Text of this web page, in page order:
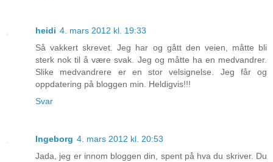
heidi 4. mars 2012 kl. 19:33
Så vakkert skrevet. Jeg har og gått den veien, måtte bli
sterk nok til å være svak. Jeg og måtte ha en medvandrer.
Slike medvandrere er en stor velsignelse. Jeg får og
oppdatering på bloggen min. Heldigvis!!!
Svar
Ingeborg 4. mars 2012 kl. 20:53
Jada, jeg er innom bloggen din, spent på hva du skriver. Du